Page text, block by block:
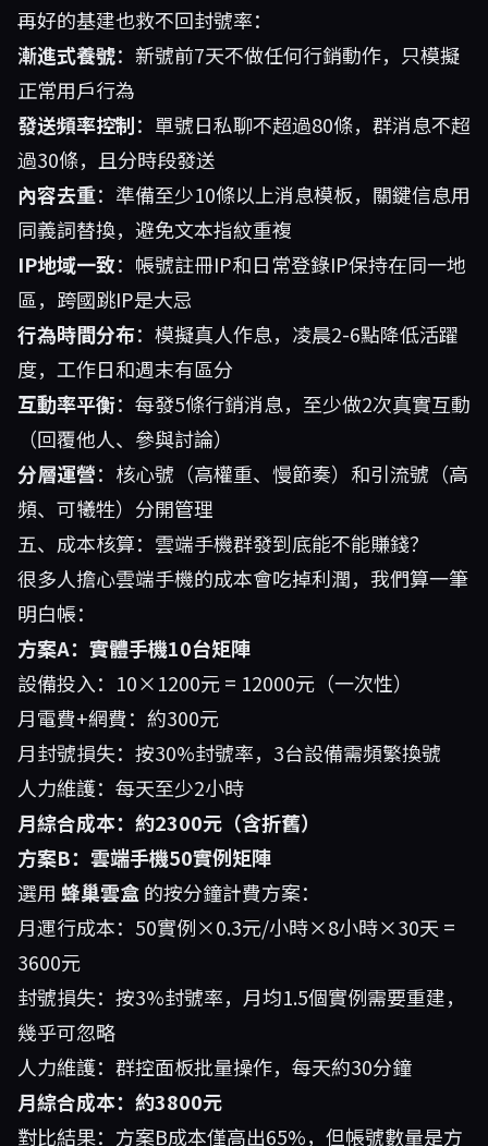
再好的基建也救不回封號率：
漸進式養號：新號前7天不做任何行銷動作，只模擬
正常用戶行為
發送頻率控制：單號日私聊不超過80條，群消息不超
過30條，且分時段發送
內容去重：準備至少10條以上消息模板，關鍵信息用
同義詞替換，避免文本指紋重複
IP地域一致：帳號註冊IP和日常登錄IP保持在同一地
區，跨國跳IP是大忌
行為時間分布：模擬真人作息，凌晨2-6點降低活躍
度，工作日和週末有區分
互動率平衡：每發5條行銷消息，至少做2次真實互動
（回覆他人、參與討論）
分層運營：核心號（高權重、慢節奏）和引流號（高
頻、可犧牲）分開管理
五、成本核算：雲端手機群發到底能不能賺錢？
很多人擔心雲端手機的成本會吃掉利潤，我們算一筆
明白帳：
方案A：實體手機10台矩陣
設備投入：10×1200元 = 12000元（一次性）
月電費+網費：約300元
月封號損失：按30%封號率，3台設備需頻繁換號
人力維護：每天至少2小時
月綜合成本：約2300元（含折舊）
方案B：雲端手機50實例矩陣
選用 蜂巢雲盒的按分鐘計費方案：
月運行成本：50實例×0.3元/小時×8小時×30天 =
3600元
封號損失：按3%封號率，月均1.5個實例需要重建，
幾乎可忽略
人力維護：群控面板批量操作，每天約30分鐘
月綜合成本：約3800元
對比結果：方案B成本僅高出65%，但帳號數量是方